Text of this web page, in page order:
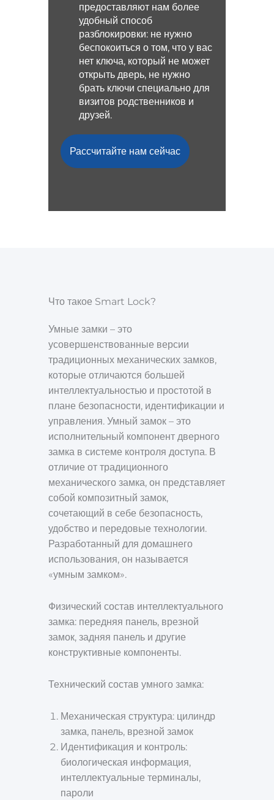
предоставляют нам более
удобный способ
разблокировки: не нужно
беспокоиться о том, что у вас
нет ключа, который не может
открыть дверь, не нужно
брать ключи специально для
визитов родственников и
друзей.
Рассчитайте нам сейчас
Что такое Smart Lock?
Умные замки – это
усовершенствованные версии
традиционных механических замков,
которые отличаются большей
интеллектуальностью и простотой в
плане безопасности, идентификации и
управления. Умный замок – это
исполнительный компонент дверного
замка в системе контроля доступа. В
отличие от традиционного
механического замка, он представляет
собой композитный замок,
сочетающий в себе безопасность,
удобство и передовые технологии.
Разработанный для домашнего
использования, он называется
«умным замком».
Физический состав интеллектуального
замка: передняя панель, врезной
замок, задняя панель и другие
конструктивные компоненты.
Технический состав умного замка:
Механическая структура: цилиндр
замка, панель, врезной замок
Идентификация и контроль:
биологическая информация,
интеллектуальные терминалы,
пароли